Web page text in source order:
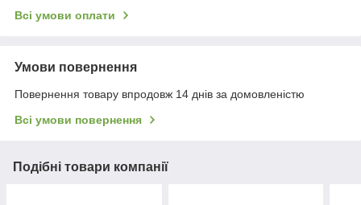
Всі умови оплати
Умови повернення
Повернення товару впродовж 14 днів за домовленістю
Всі умови повернення
Подібні товари компанії